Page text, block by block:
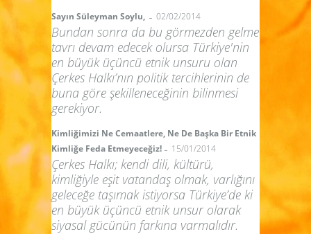
Sayın Süleyman Soylu, - 02/02/2014
Bundan sonra da bu görmezden gelme
tavrı devam edecek olursa Türkiye'nin
en büyük üçüncü etnik unsuru olan
Çerkes Halkı’nın politik tercihlerinin de
buna göre şekilleneceğinin bilinmesi
gerekiyor.
Kimliğimizi Ne Cemaatlere, Ne De Başka Bir Etnik
Kimliğe Feda Etmeyeceğiz! - 15/01/2014
Çerkes Halkı; kendi dili, kültürü,
kimliğiyle eşit vatandaş olmak, varlığını
geleceğe taşımak istiyorsa Türkiye’de ki
en büyük üçüncü etnik unsur olarak
siyasal gücünün farkına varmalıdır.